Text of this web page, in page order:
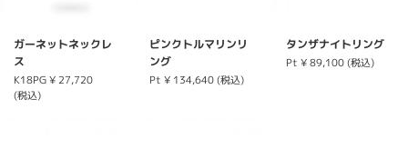
ガーネットネックレ
ス
K18PG¥ 27,720
(税込)
ピンクトルマリンリ
ング
Pt ¥ 134,640 (税込)
タンザナイトリング
Pt ¥ 89,100 (税込)